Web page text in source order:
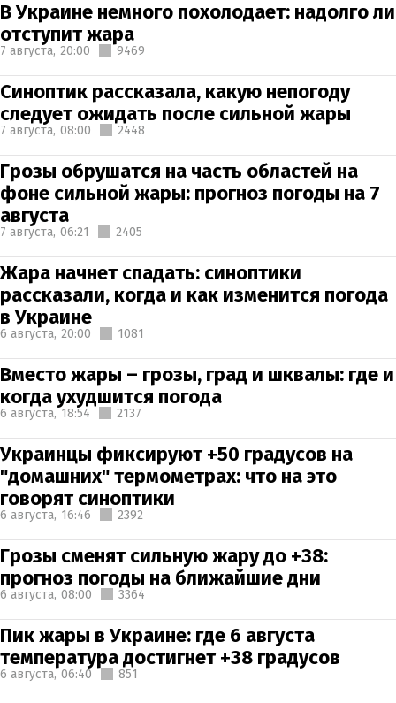
В Украине немного похолодает: надолго ли
отступит жара
7 августа, 20:00 9469
Синоптик рассказала, какую непогоду
следует ожидать после сильной жары
7 августа, 08:00 2448
Грозы обрушатся на часть областей на
фоне сильной жары: прогноз погоды на 7
августа
7 августа, 06:21 2405
Жара начнет спадать: синоптики
рассказали, когда и как изменится погода
в Украине
6 августа, 20:00 1081
Вместо жары – грозы, град и шквалы: где и
когда ухудшится погода
6 августа, 18:54 2137
Украинцы фиксируют +50 градусов на
"домашних" термометрах: что на это
говорят синоптики
6 августа, 16:46 2392
Грозы сменят сильную жару до +38:
прогноз погоды на ближайшие дни
6 августа, 08:00 3364
Пик жары в Украине: где 6 августа
температура достигнет +38 градусов
6 августа, 06:40 851